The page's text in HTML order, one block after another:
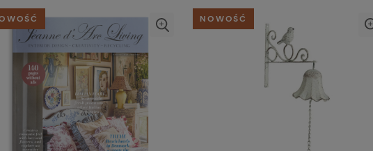
NOWOŚĆ